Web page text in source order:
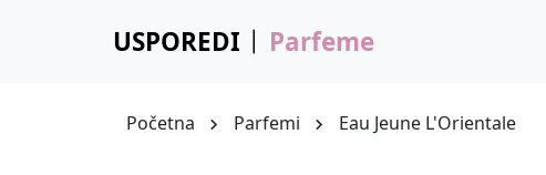
USPOREDI Parfeme
Početna Parfemi Eau Jeune L'Orientale